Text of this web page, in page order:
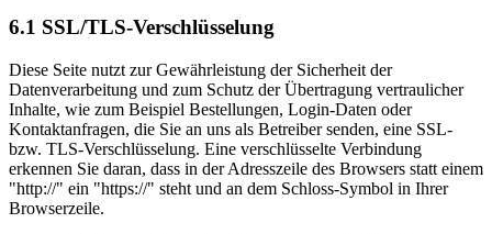
6.1 SSL/TLS-Verschlüsselung
Diese Seite nutzt zur Gewährleistung der Sicherheit der
Datenverarbeitung und zum Schutz der Übertragung vertraulicher
Inhalte, wie zum Beispiel Bestellungen, Login-Daten oder
Kontaktanfragen, die Sie an uns als Betreiber senden, eine SSL-
bzw. TLS-Verschlüsselung. Eine verschlüsselte Verbindung
erkennen Sie daran, dass in der Adresszeile des Browsers statt einem
"http://" ein "https://" steht und an dem Schloss-Symbol in Ihrer
Browserzeile.